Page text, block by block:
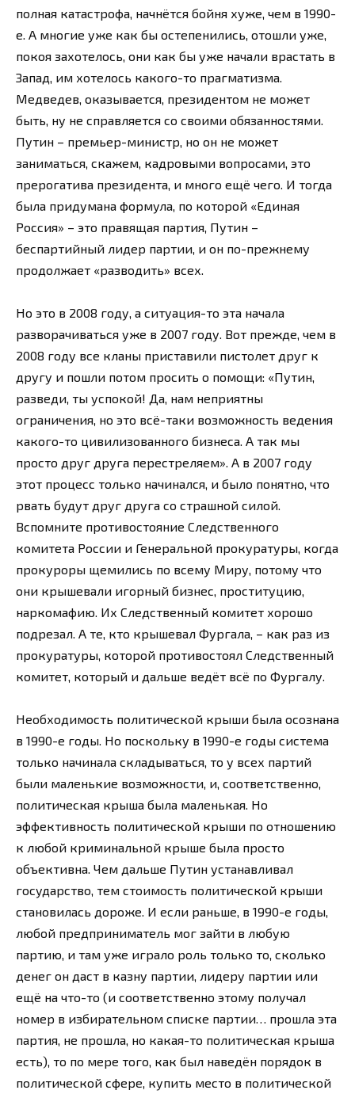
полная катастрофа, начнётся бойня хуже, чем в 1990-
е. А многие уже как бы остепенились, отошли уже,
покоя захотелось, они как бы уже начали врастать в
Запад, им хотелось какого-то прагматизма.
Медведев, оказывается, президентом не может
быть, ну не справляется со своими обязанностями.
Путин – премьер-министр, но он не может
заниматься, скажем, кадровыми вопросами, это
прерогатива президента, и много ещё чего. И тогда
была придумана формула, по которой «Единая
Россия» – это правящая партия, Путин –
беспартийный лидер партии, и он по-прежнему
продолжает «разводить» всех.
Но это в 2008 году, а ситуация-то эта начала
разворачиваться уже в 2007 году. Вот прежде, чем в
2008 году все кланы приставили пистолет друг к
другу и пошли потом просить о помощи: «Путин,
разведи, ты успокой! Да, нам неприятны
ограничения, но это всё-таки возможность ведения
какого-то цивилизованного бизнеса. А так мы
просто друг друга перестреляем». А в 2007 году
этот процесс только начинался, и было понятно, что
рвать будут друг друга со страшной силой.
Вспомните противостояние Следственного
комитета России и Генеральной прокуратуры, когда
прокуроры щемились по всему Миру, потому что
они крышевали игорный бизнес, проституцию,
наркомафию. Их Следственный комитет хорошо
подрезал. А те, кто крышевал Фургала, – как раз из
прокуратуры, которой противостоял Следственный
комитет, который и дальше ведёт всё по Фургалу.
Необходимость политической крыши была осознана
в 1990-е годы. Но поскольку в 1990-е годы система
только начинала складываться, то у всех партий
были маленькие возможности, и, соответственно,
политическая крыша была маленькая. Но
эффективность политической крыши по отношению
к любой криминальной крыше была просто
объективна. Чем дальше Путин устанавливал
государство, тем стоимость политической крыши
становилась дороже. И если раньше, в 1990-е годы,
любой предприниматель мог зайти в любую
партию, и там уже играло роль только то, сколько
денег он даст в казну партии, лидеру партии или
ещё на что-то (и соответственно этому получал
номер в избирательном списке партии… прошла эта
партия, не прошла, но какая-то политическая крыша
есть), то по мере того, как был наведён порядок в
политической сфере, купить место в политической